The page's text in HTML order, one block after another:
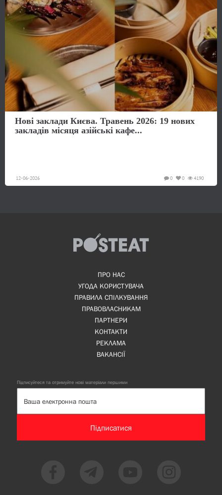
Нові заклади Києва. Травень 2026: 19 нових
закладів місяця азійські кафе...
12-06-2026 4190
0
0
ПРО НАС
УГОДА КОРИСТУВАЧА
ПРАВИЛА СПІЛКУВАННЯ
ПРАВОВЛАСНИКАМ
ПАРТНЕРИ
КОНТАКТИ
РЕКЛАМА
ВАКАНСІЇ
Підписуйтеся та отримуйте нові матеріали першими
Підписатися